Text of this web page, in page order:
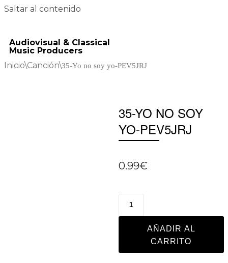
Saltar al contenido
Audiovisual & Classical
Music Producers
Inicio\Canción\35-Yo no soy yo-PEV5JRJ
35-YO NO SOY
YO-PEV5JRJ
0.99€
AÑADIR AL
CARRITO